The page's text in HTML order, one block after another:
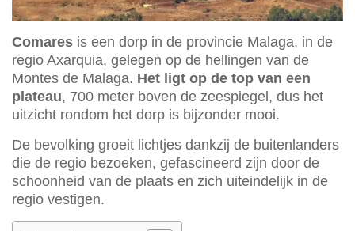
Comares is een dorp in de provincie Malaga, in de
regio Axarquia, gelegen op de hellingen van de
Montes de Malaga. Het ligt op de top van een
plateau, 700 meter boven de zeespiegel, dus het
uitzicht rondom het dorp is bijzonder mooi.
De bevolking groeit lichtjes dankzij de buitenlanders
die de regio bezoeken, gefascineerd zijn door de
schoonheid van de plaats en zich uiteindelijk in de
regio vestigen.